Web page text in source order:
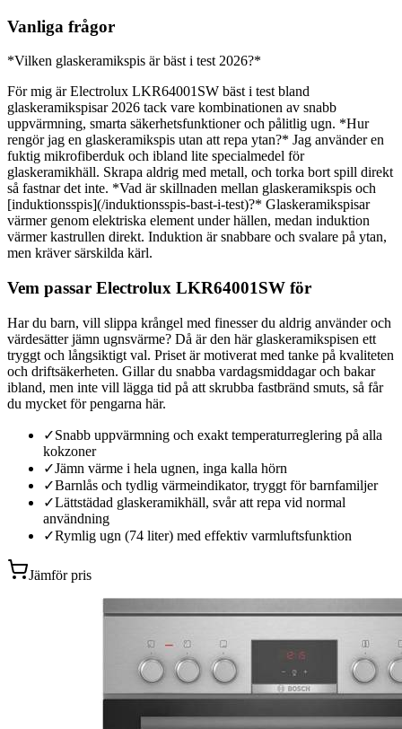
Vanliga frågor
*Vilken glaskeramikspis är bäst i test 2026?*
För mig är Electrolux LKR64001SW bäst i test bland
glaskeramikspisar 2026 tack vare kombinationen av snabb
uppvärmning, smarta säkerhetsfunktioner och pålitlig ugn. *Hur
rengör jag en glaskeramikspis utan att repa ytan?* Jag använder en
fuktig mikrofiberduk och ibland lite specialmedel för
glaskeramikhäll. Skrapa aldrig med metall, och torka bort spill direkt
så fastnar det inte. *Vad är skillnaden mellan glaskeramikspis och
[induktionsspis](/induktionsspis-bast-i-test)?* Glaskeramikspisar
värmer genom elektriska element under hällen, medan induktion
värmer kastrullen direkt. Induktion är snabbare och svalare på ytan,
men kräver särskilda kärl.
Vem passar Electrolux LKR64001SW för
Har du barn, vill slippa krångel med finesser du aldrig använder och
värdesätter jämn ugnsvärme? Då är den här glaskeramikspisen ett
tryggt och långsiktigt val. Priset är motiverat med tanke på kvaliteten
och driftsäkerheten. Gillar du snabba vardagsmiddagar och bakar
ibland, men inte vill lägga tid på att skrubba fastbränd smuts, så får
du mycket för pengarna här.
✓Snabb uppvärmning och exakt temperaturreglering på alla
kokzoner
✓Jämn värme i hela ugnen, inga kalla hörn
✓Barnlås och tydlig värmeindikator, tryggt för barnfamiljer
✓Lättstädad glaskeramikhäll, svår att repa vid normal
användning
✓Rymlig ugn (74 liter) med effektiv varmluftsfunktion
Jämför pris